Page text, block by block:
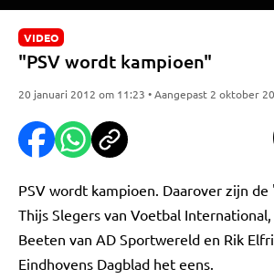
VIDEO
"PSV wordt kampioen"
20 januari 2012 om 11:23 • Aangepast 2 oktober
PSV wordt kampioen. Daarover zijn de
Thijs Slegers van Voetbal
Beeten van AD Sportwereld en Rik
Eindhovens Dagblad het eens.